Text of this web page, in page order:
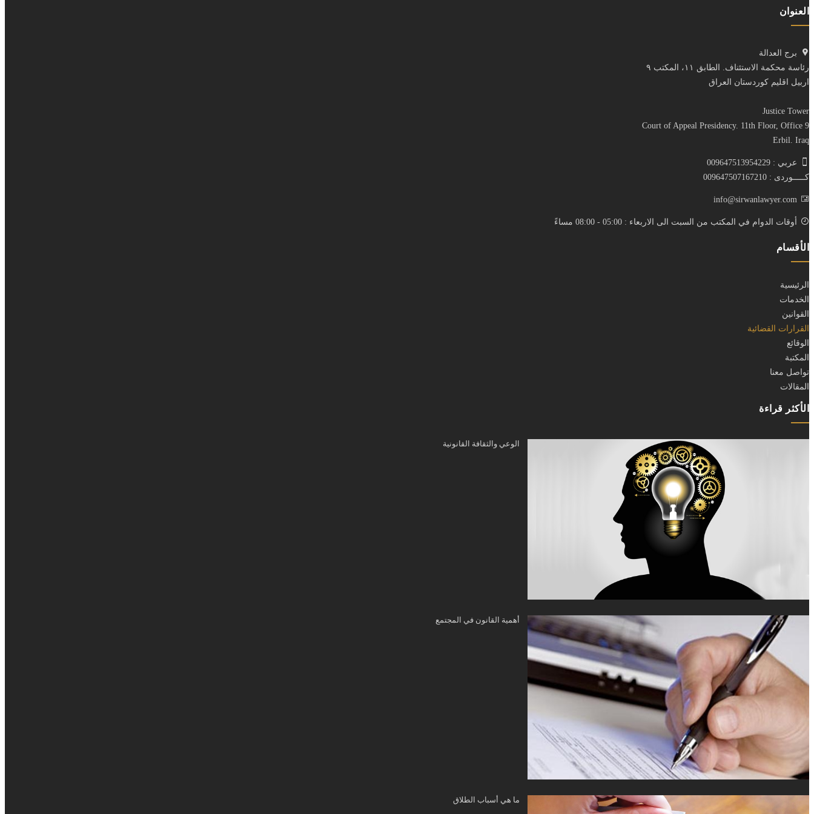
العنوان
برج العدالة
رئاسة محكمة الاستئناف. الطابق ١١، المكتب ٩
اربيل اقليم كوردستان العراق
Justice Tower
Court of Appeal Presidency. 11th Floor, Office 9
Erbil. Iraq
عربي : 009647513954229
كـــــوردى : 009647507167210
info@sirwanlawyer.com
أوقات الدوام في المكتب من السبت الى الاربعاء : 05:00 - 08:00 مساءً
الأقسام
الرئيسية
الخدمات
القوانين
القرارات القضائية
الوقائع
المكتبة
تواصل معنا
المقالات
الأكثر قراءة
الوعي والثقافة القانونية
أهمية القانون في المجتمع
ما هي أسباب الطلاق